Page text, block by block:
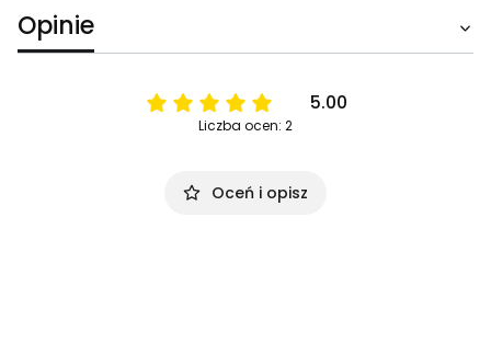
Opinie
5.00
Liczba ocen: 2
Oceń i opisz